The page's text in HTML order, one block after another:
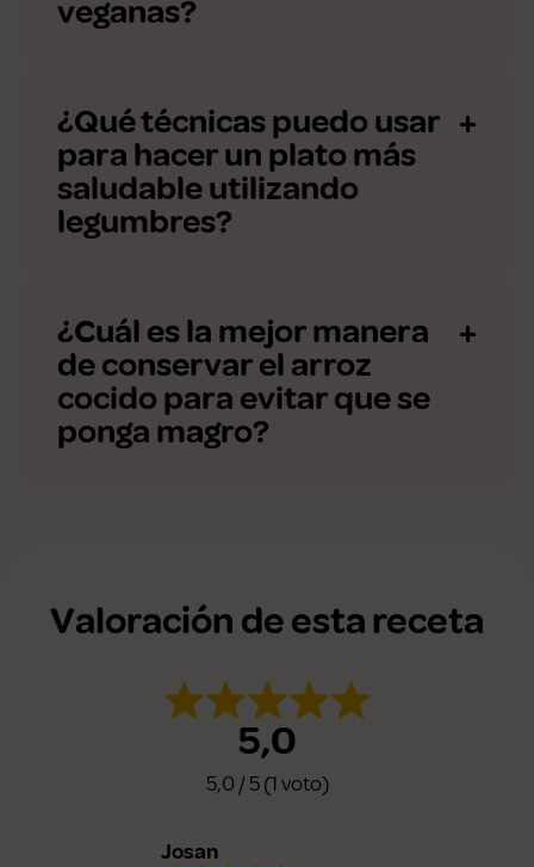
veganas?
¿Qué técnicas puedo usar
para hacer un plato más
saludable utilizando
legumbres?
¿Cuál es la mejor manera
de conservar el arroz
cocido para evitar que se
ponga magro?
Valoración de esta receta
5,0
5,0 / 5 (1 voto)
Josan